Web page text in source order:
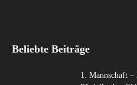
Beliebte Beiträge
1. Mannschaft